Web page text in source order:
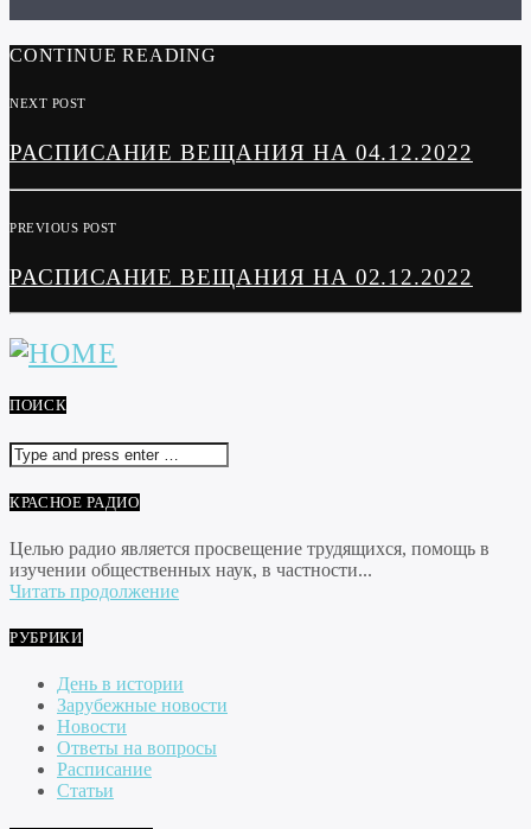
CONTINUE READING
NEXT POST
РАСПИСАНИЕ ВЕЩАНИЯ НА 04.12.2022
PREVIOUS POST
РАСПИСАНИЕ ВЕЩАНИЯ НА 02.12.2022
ПОИСК
КРАСНОЕ РАДИО
Целью радио является просвещение трудящихся, помощь в
изучении общественных наук, в частности...
Читать продолжение
РУБРИКИ
День в истории
Зарубежные новости
Новости
Ответы на вопросы
Расписание
Статьи